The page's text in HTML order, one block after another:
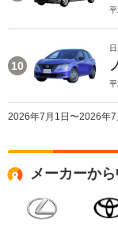
平
10
平
2026年7月1日〜2026年7
メーカーか